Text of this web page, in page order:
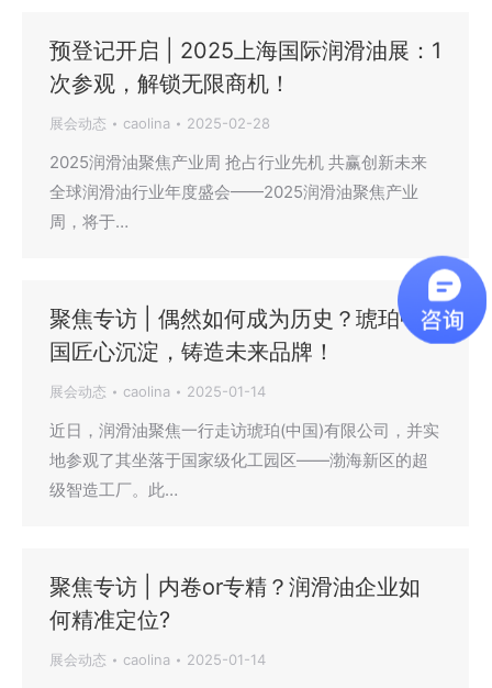
预登记开启 | 2025上海国际润滑油展：1
次参观，解锁无限商机！
展会动态 caolina 2025-02-28
2025润滑油聚焦产业周 抢占行业先机 共赢创新未来
全球润滑油行业年度盛会——2025润滑油聚焦产业
周，将于…
聚焦专访 | 偶然如何成为历史？琥珀中
国匠心沉淀，铸造未来品牌！
展会动态 caolina 2025-01-14
近日，润滑油聚焦一行走访琥珀(中国)有限公司，并实
地参观了其坐落于国家级化工园区——渤海新区的超
级智造工厂。此…
聚焦专访 | 内卷or专精？润滑油企业如
何精准定位?
展会动态 caolina 2025-01-14